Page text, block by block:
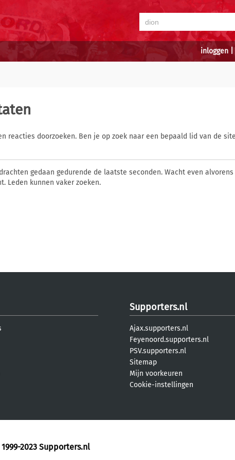
inloggen
reacties doorzoeken. Ben je op zoek naar een bepaald lid van de
gedaan gedurende de laatste seconden. Wacht even
Leden kunnen vaker zoeken.
Supporters.nl
Ajax.supporters.nl
Feyenoord.supporters.nl
PSV.supporters.nl
Sitemap
Mijn voorkeuren
Cookie-instellingen
2023 Supporters.nl